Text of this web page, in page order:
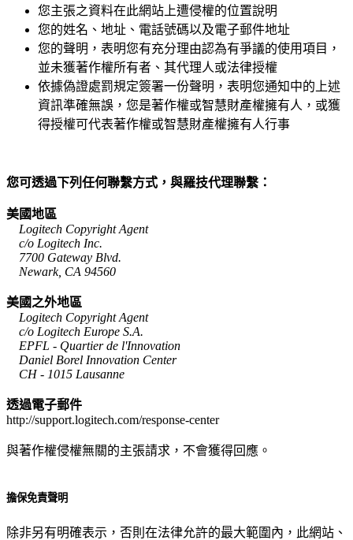
您主張之資料在此網站上遭侵權的位置說明
您的姓名、地址、電話號碼以及電子郵件地址
您的聲明，表明您有充分理由認為有爭議的使用項目，
並未獲著作權所有者、其代理人或法律授權
依據偽證處罰規定簽署一份聲明，表明您通知中的上述
資訊準確無誤，您是著作權或智慧財產權擁有人，或獲
得授權可代表著作權或智慧財產權擁有人行事
您可透過下列任何聯繫方式，與羅技代理聯繫：
美國地區
Logitech Copyright Agent
c/o Logitech Inc.
7700 Gateway Blvd.
Newark, CA 94560
美國之外地區
Logitech Copyright Agent
c/o Logitech Europe S.A.
EPFL - Quartier de l'Innovation
Daniel Borel Innovation Center
CH - 1015 Lausanne
透過電子郵件
http://support.logitech.com/response-center
與著作權侵權無關的主張請求，不會獲得回應。
擔保免責聲明
除非另有明確表示，否則在法律允許的最大範圍內，此網站、